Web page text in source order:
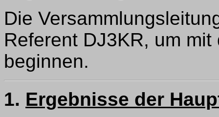
Die
Referent DJ3KR, um
beginnen.
1. Ergebnisse der